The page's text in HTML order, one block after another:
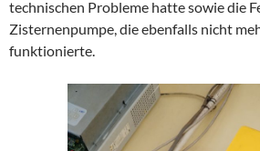
technischen Probleme hatte sowie die
Zisternenpumpe, die ebenfalls nicht
funktionierte.